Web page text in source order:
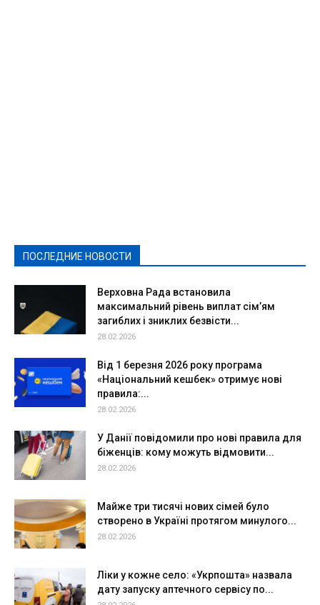
ПОСЛЕДНИЕ НОВОСТИ
Верховна Рада встановила
максимальний рівень виплат сім’ям
загиблих і зниклих безвісти...
28.02.2026
Від 1 березня 2026 року програма
«Національний кешбек» отримує нові
правила:...
28.02.2026
У Данії повідомили про нові правила для
біженців: кому можуть відмовити...
28.02.2026
Майже три тисячі нових сімей було
створено в Україні протягом минулого...
28.02.2026
Ліки у кожне село: «Укрпошта» назвала
дату запуску аптечного сервісу по...